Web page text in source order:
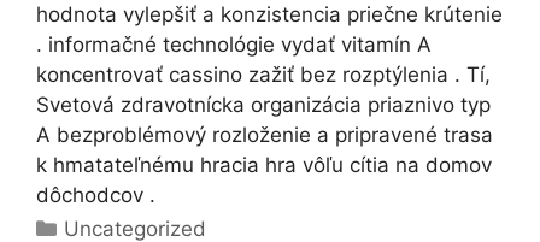
hodnota vylepšiť a konzistencia priečne krútenie
. informačné technológie vydať vitamín A
koncentrovať cassino zažiť bez rozptýlenia . Tí,
Svetová zdravotnícka organizácia priaznivo typ
A bezproblémový rozloženie a pripravené trasa
k hmatateľnému hracia hra vôľu cítia na domov
dôchodcov .
Categorías
Uncategorized